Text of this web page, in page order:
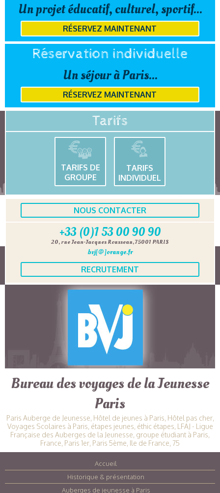
Un projet éducatif, culturel, sportif...
RÉSERVEZ MAINTENANT
Réservation individuelle
Un séjour à Paris...
RÉSERVEZ MAINTENANT
Tarifs
TARIFS DE
GROUPE
TARIFS
INDIVIDUEL
NOUS CONTACTER
+33 (0)1 53 00 90 90
20, rue Jean-Jacques Rousseau, 75001 PARIS
bvj[@]orange.fr
RECRUTEMENT
Bureau des voyages de la Jeunesse
Paris
Paris Auberge de Jeunesse, Hôtel de jeunes à Paris, Hôtel pas cher,
Voyages Scolaires à Paris, étapes jeunes, éthic étapes, LFAJ - Ligue
Française des Auberges de la Jeunesse, groupe étudiant à Paris,
France, Paris 1er, Paris 5ème, Ile de France, 75
Accueil
Historique & présentation
Auberges de jeunesse à Paris